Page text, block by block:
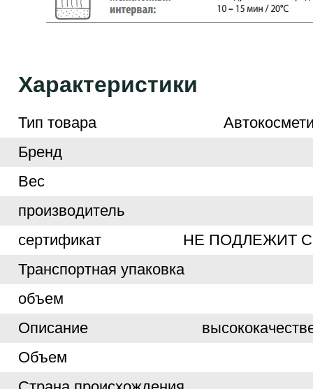
Характеристики
Тип товара
Бренд
Вес
производитель
сертификат
НЕ ПОДЛЕЖИТ
Транспортная упаковка
объем
Описание
Объем